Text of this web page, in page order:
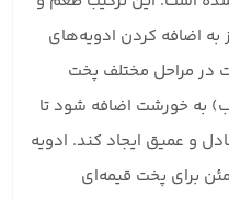
به اضافه کردن ادویه‌های
در مراحل مختلف پخت
رب) به خورشت اضافه شود تا
و عمیق ایجاد کند. ادویه
برای پخت قیمه‌ای